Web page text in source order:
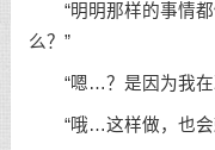
“明明那样的事情都
么？”
“嗯…？是因为我在
“哦…这样做，也会